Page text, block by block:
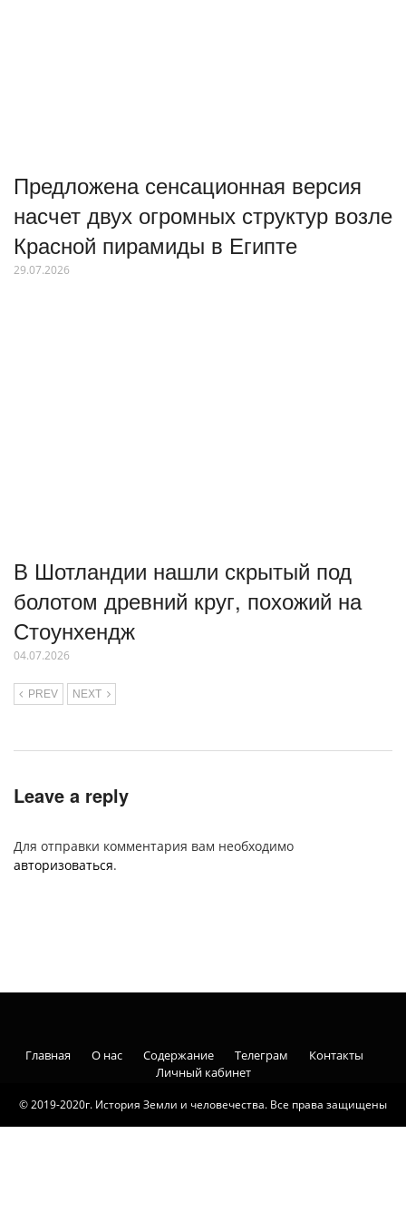
Предложена сенсационная версия
насчет двух огромных структур возле
Красной пирамиды в Египте
29.07.2026
В Шотландии нашли скрытый под
болотом древний круг, похожий на
Стоунхендж
04.07.2026
PREV NEXT
Leave a reply
Для отправки комментария вам необходимо
авторизоваться.
© 2019-2020г. История Земли и человечества. Все права защищены
Главная О нас Содержание Телеграм
Контакты
Личный кабинет